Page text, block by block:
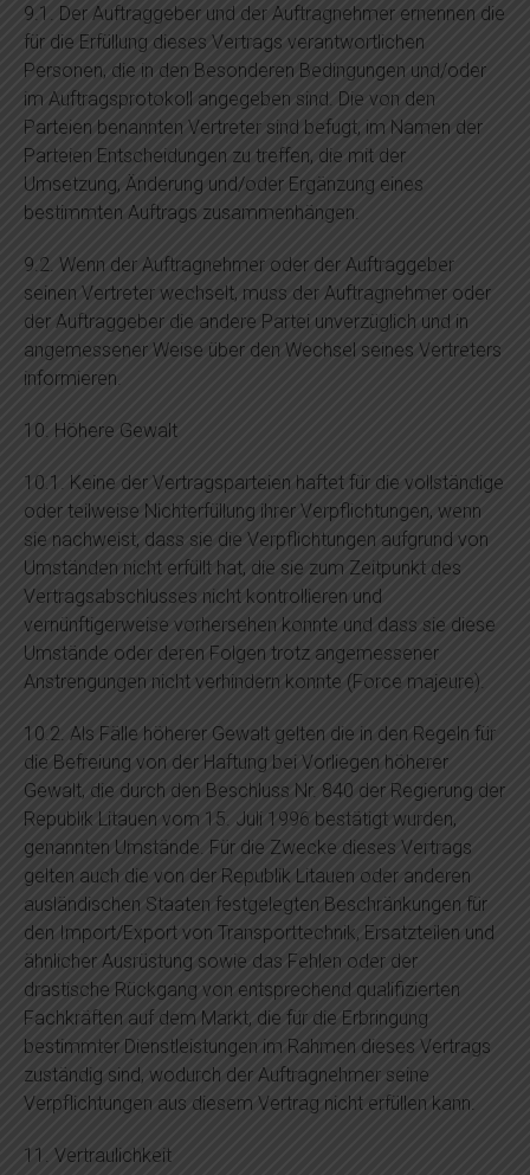
9.1. Der Auftraggeber und der Auftragnehmer ernennen die
für die Erfüllung dieses Vertrags verantwortlichen
Personen, die in den Besonderen Bedingungen und/oder
im Auftragsprotokoll angegeben sind. Die von den
Parteien benannten Vertreter sind befugt, im Namen der
Parteien Entscheidungen zu treffen, die mit der
Umsetzung, Änderung und/oder Ergänzung eines
bestimmten Auftrags zusammenhängen.
9.2. Wenn der Auftragnehmer oder der Auftraggeber
seinen Vertreter wechselt, muss der Auftragnehmer oder
der Auftraggeber die andere Partei unverzüglich und in
angemessener Weise über den Wechsel seines Vertreters
informieren.
10. Höhere Gewalt
10.1. Keine der Vertragsparteien haftet für die vollständige
oder teilweise Nichterfüllung ihrer Verpflichtungen, wenn
sie nachweist, dass sie die Verpflichtungen aufgrund von
Umständen nicht erfüllt hat, die sie zum Zeitpunkt des
Vertragsabschlusses nicht kontrollieren und
vernünftigerweise vorhersehen konnte und dass sie diese
Umstände oder deren Folgen trotz angemessener
Anstrengungen nicht verhindern konnte (Force majeure).
10.2. Als Fälle höherer Gewalt gelten die in den Regeln für
die Befreiung von der Haftung bei Vorliegen höherer
Gewalt, die durch den Beschluss Nr. 840 der Regierung der
Republik Litauen vom 15. Juli 1996 bestätigt wurden,
genannten Umstände. Für die Zwecke dieses Vertrags
gelten auch die von der Republik Litauen oder anderen
ausländischen Staaten festgelegten Beschränkungen für
den Import/Export von Transporttechnik, Ersatzteilen und
ähnlicher Ausrüstung sowie das Fehlen oder der
drastische Rückgang von entsprechend qualifizierten
Fachkräften auf dem Markt, die für die Erbringung
bestimmter Dienstleistungen im Rahmen dieses Vertrags
zuständig sind, wodurch der Auftragnehmer seine
Verpflichtungen aus diesem Vertrag nicht erfüllen kann.
11. Vertraulichkeit